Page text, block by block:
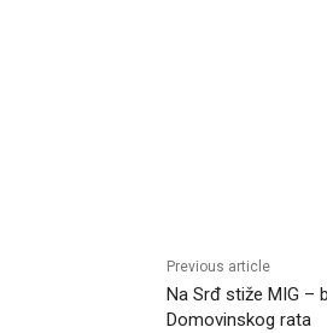
Previous article
Na Srđ stiže MIG –
Domovinskog rata